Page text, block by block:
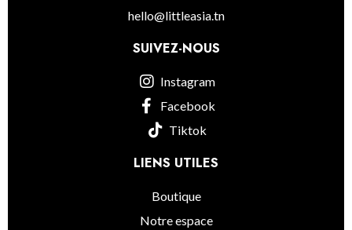
hello@littleasia.tn
SUIVEZ-NOUS
Instagram
Facebook
Tiktok
LIENS UTILES
Boutique
Notre espace